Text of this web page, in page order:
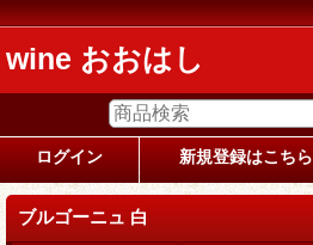
wine おおはし
ログイン 新規登録はこちら
ブルゴーニュ 白